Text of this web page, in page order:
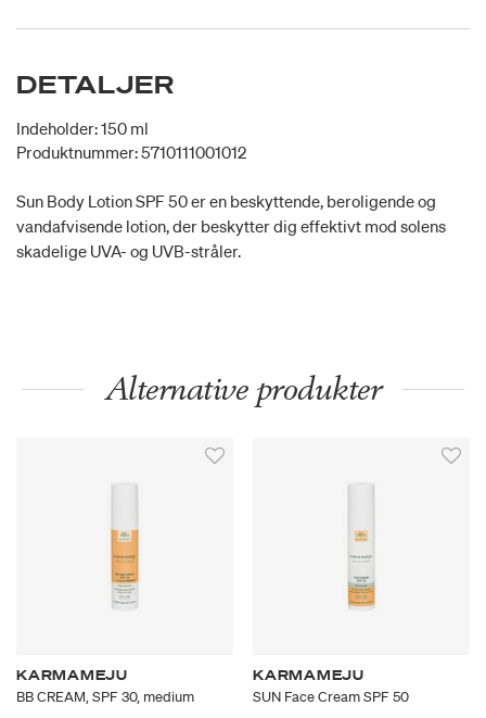
DETALJER
Indeholder: 150 ml
Produktnummer: 5710111001012
Sun Body Lotion SPF 50 er en beskyttende, beroligende og
vandafvisende lotion, der beskytter dig effektivt mod solens
skadelige UVA- og UVB-stråler.
Alternative produkter
KARMAMEJU
BB CREAM, SPF 30, medium
KARMAMEJU
SUN Face Cream SPF 50